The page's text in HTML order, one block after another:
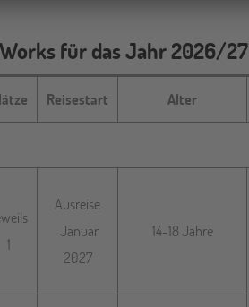
für das Jahr 2026/27
Reisestart Alter
1
Ausreise
Januar
2027
14-18 Jahre